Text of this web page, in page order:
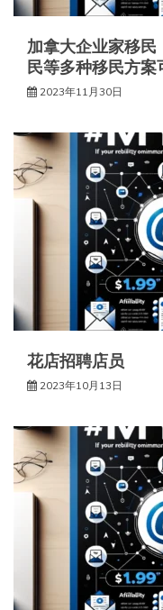
加拿大企业家移民
民等多种移民方案
2023年11月30日
花店招聘店员
2023年10月13日